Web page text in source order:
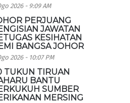
2026 - 9:09 AM
PERJUANG
JAWATAN
KESIHATAN
BANGSA JOHOR
2026 - 10:07 PM
TUKUN TIRUAN
BANTU
SUMBER
MERSING